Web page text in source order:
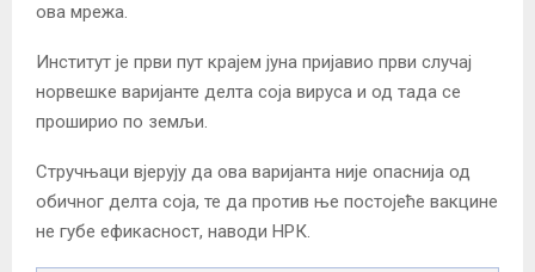
ова мрежа.
Институт је први пут крајем јуна пријавио први случај
норвешке варијанте делта соја вируса и од тада се
проширио по земљи.
Стручњаци вјерују да ова варијанта није опаснија од
обичног делта соја, те да против ње постојеће вакцине
не губе ефикасност, наводи НРК.